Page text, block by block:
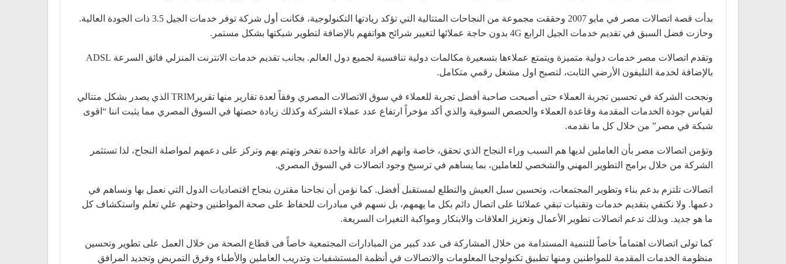
بدأت قصة اتصالات مصر في مايو 2007 وحققت مجموعة من النجاحات المتتالية التي تؤكد ريادتها التكنولوجية، فكانت أول شركة توفر خدمات الجيل 3.5 ذات الجودة العالية.
وحازت فضل السبق في تقديم خدمات الجيل الرابع 4G بدون حاجة عملائها لتغيير شرائح هواتفهم بالإضافة لتطوير شبكتها بشكل مستمر.
وتقدم اتصالات مصر خدمات دولية متميزة ويتمتع عملاءها بتسعيرة مكالمات دولية تنافسية لجميع دول العالم. بجانب تقديم خدمات الانترنت المنزلي فائق السرعة ADSL
بالإضافة لخدمة التليفون الأرضي الثابت، لتصبح اول مشغل رقمي متكامل.
ونجحت الشركة في تحسين تجربة العملاء حتى أصبحت صاحبة أفضل تجربة للعملاء في سوق الاتصالات المصري وفقاً لعدة تقارير منها تقريرTRIM الذي يصدر بشكل متتالي
لقياس جودة الخدمات المقدمة وقاعدة العملاء والحصص السوقية والذي أكد مؤخراً ارتفاع عدد عملاء الشركة وكذلك زيادة حصتها في السوق المصري مما يثبت اننا “اقوى
شبكة في مصر” من خلال كل ما نقدمه.
وتؤمن اتصالات مصر بأن العاملين لديها هم السبب وراء النجاح الذي تحقق، خاصة وانهم افراد عائلة واحدة تفخر وتهتم بهم وتركز على دعمهم لمواصلة النجاح، لذا تستثمر
الشركة من خلال برامج التطوير المهني والشخصي للعاملين، بما يساهم في ترسيخ وجود اتصالات في السوق المصري.
اتصالات تلتزم بدعم بناء وتطوير المجتمعات، وتحسين سبل العيش والتطلع لمستقبل أفضل. كما نؤمن أن نجاحنا مقترن بنجاح اقتصاديات الدول التي نعمل بها ونساهم في
دعمها. ولا نكتفي بتقديم خدمات وتقنيات تبقي عملائنا على اتصال دائم بكل ما يهمهم، بل نسهم في مبادرات للحفاظ على صحة المواطنين وحثهم علي تعلم واستكشاف كل
ما هو جديد. وبذلك تدعم اتصالات تطوير الأعمال وتعزيز العلاقات والابتكار ومواكبة التغيرات السريعة.
كما تولى اتصالات اهتماماً خاصاً للتنمية المستدامة من خلال المشاركة فى عدد كبير من المبادارات المجتمعية خاصاً فى قطاع الصحة من خلال العمل على تطوير وتحسين
منظومة الخدمات المقدمة للمواطنين ومنها تطبيق تكنولوجيا المعلومات والاتصالات في أنظمة المستشفيات وتدريب العاملين والأطباء وفرق التمريض وتجديد المرافق